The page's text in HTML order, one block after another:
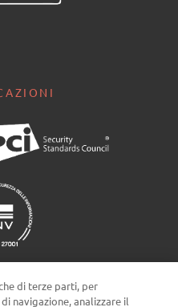
di terze parti, per
navigazione, analizzare il